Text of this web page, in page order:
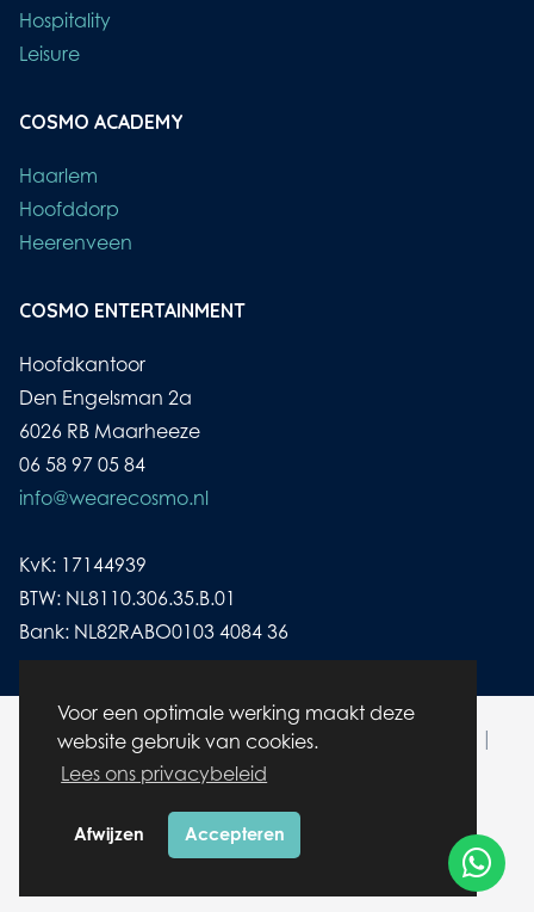
Voor een optimale werking maakt deze
website gebruik van cookies.
Lees ons privacybeleid
Afwijzen Accepteren
Hospitality
Leisure
COSMO ACADEMY
Haarlem
Hoofddorp
Heerenveen
COSMO ENTERTAINMENT
Hoofdkantoor
Den Engelsman 2a
6026 RB Maarheeze
06 58 97 05 84
info@wearecosmo.nl
KvK: 17144939
BTW: NL8110.306.35.B.01
Bank: NL82RABO0103 4084 36
© wearecosmo.nl | Alle rechten voorbehouden |
Cookies
Disclaimer/ Privacybeleid